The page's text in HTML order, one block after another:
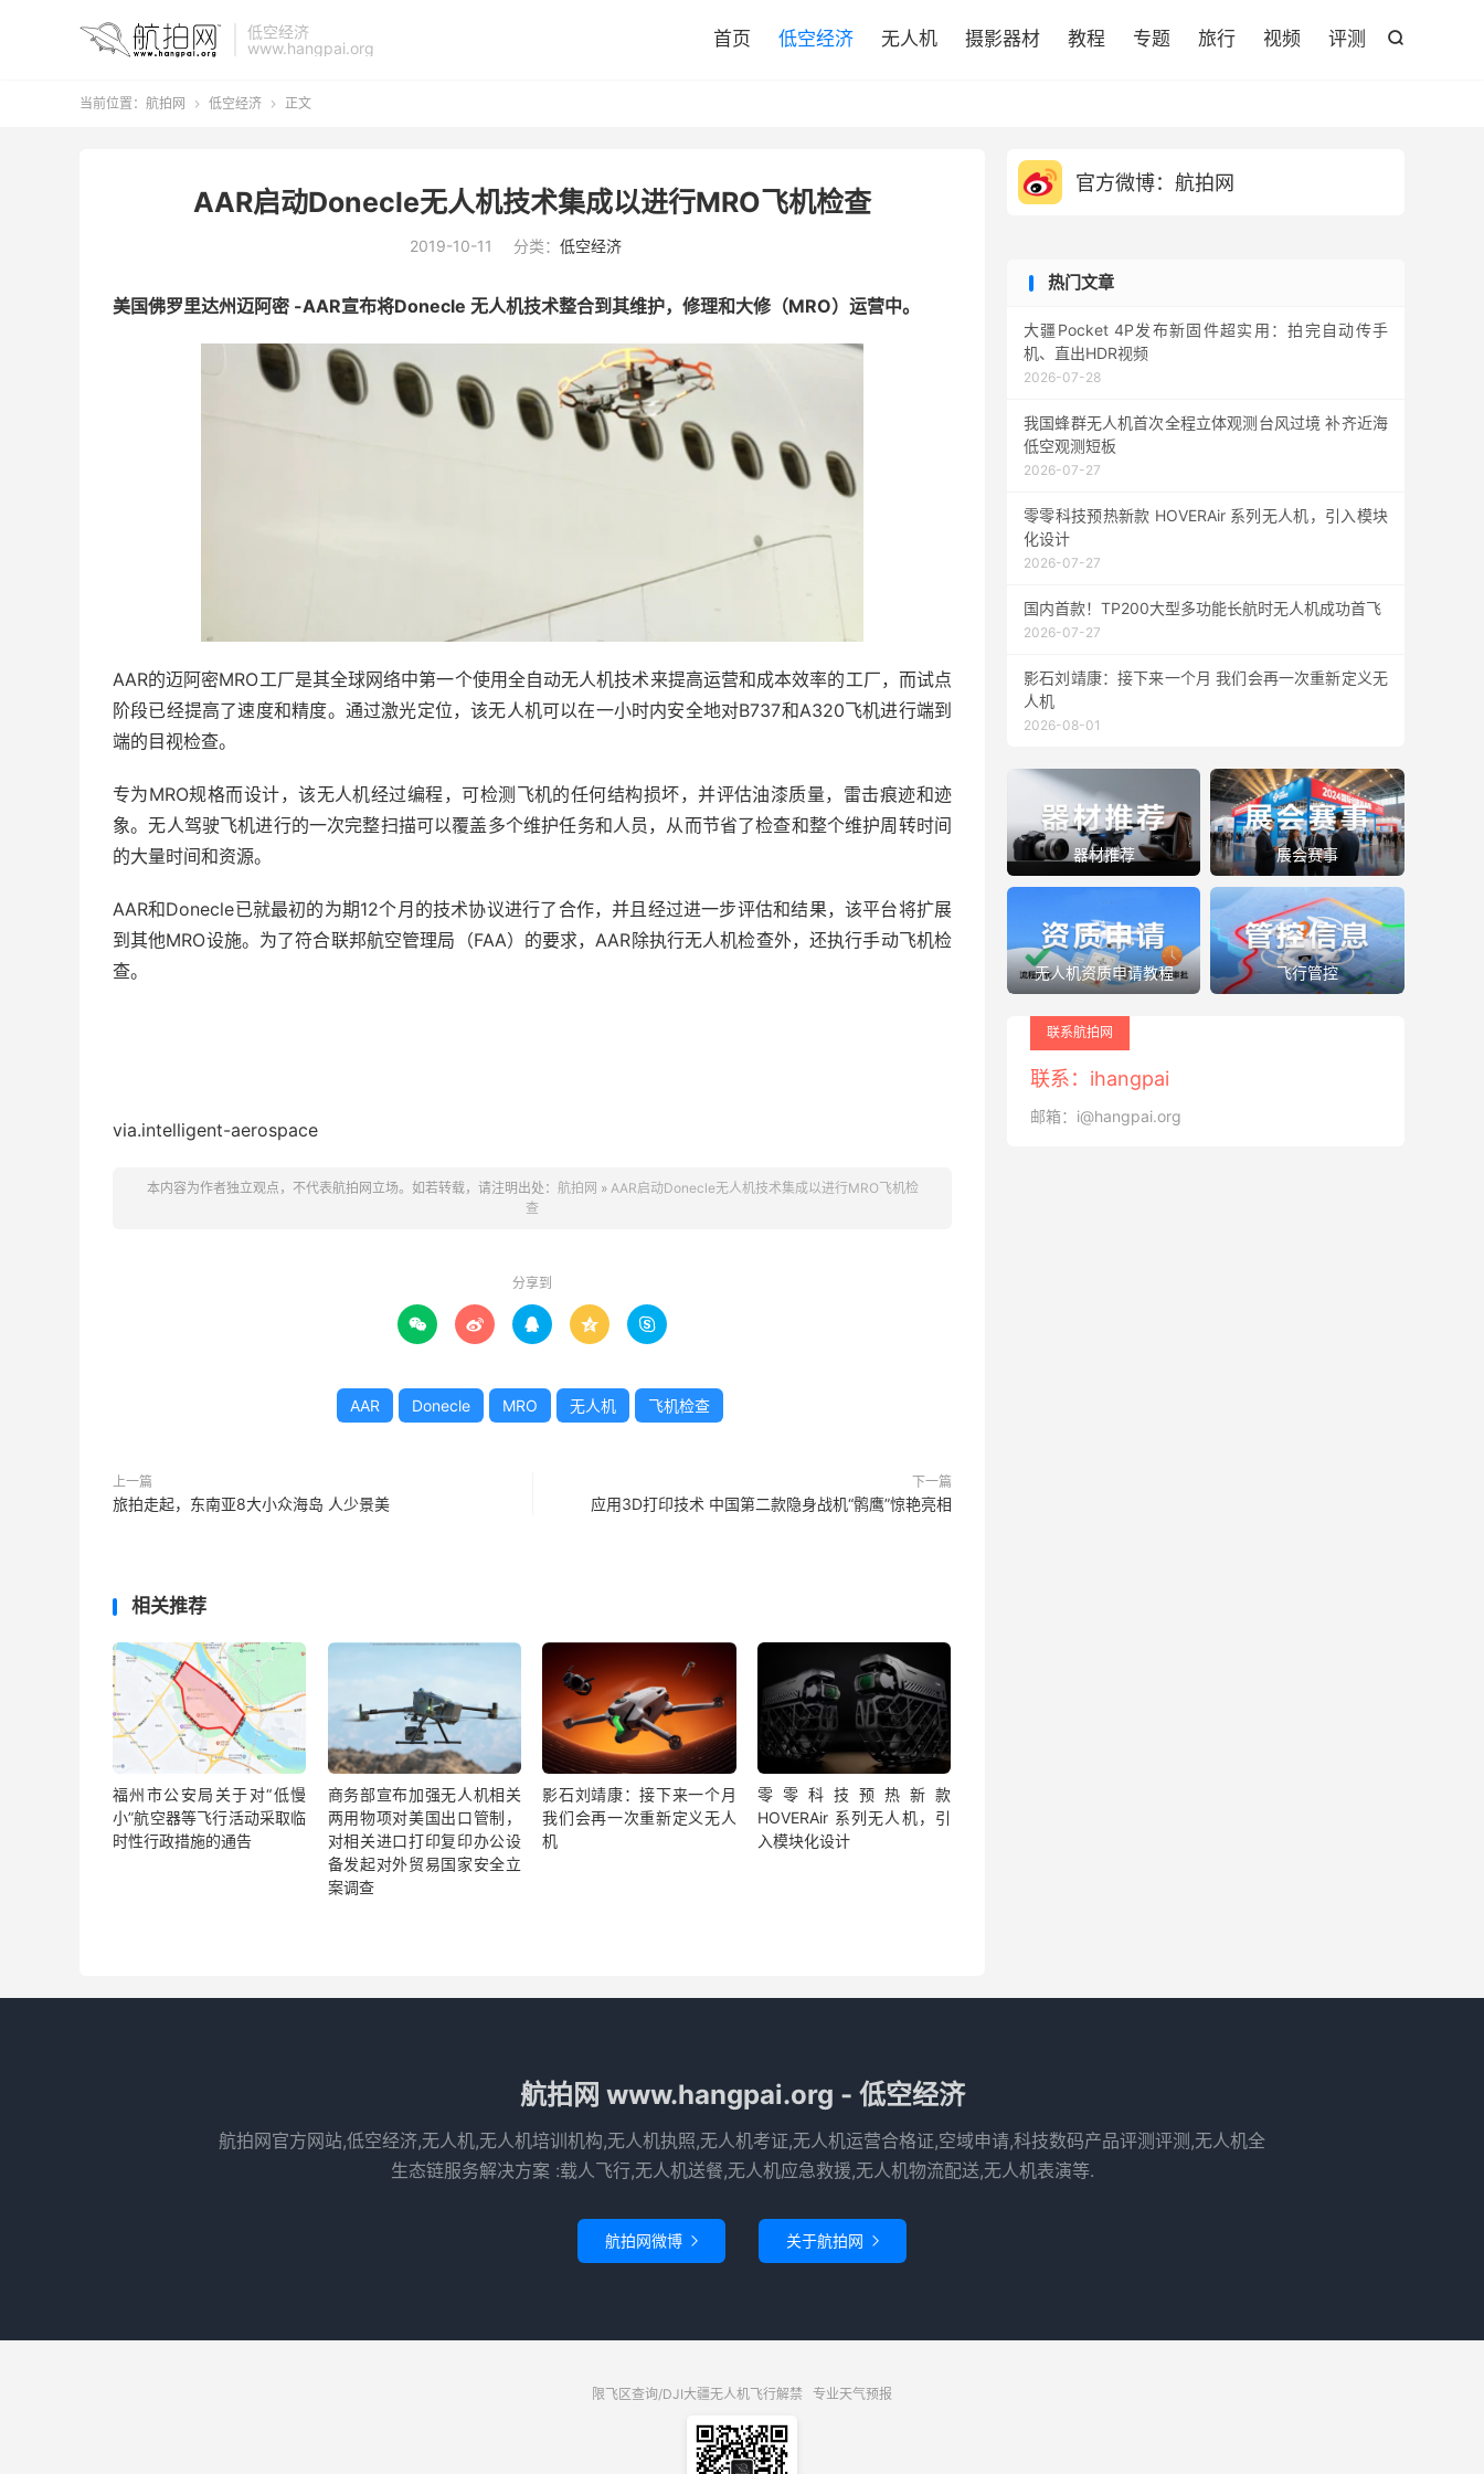
低空经济
www.hangpai.org

首页 低空经济 无人机 摄影器材 教程 专题 旅行 视频 评测
当前位置： 航拍网  低空经济  正文
AAR启动Donecle无人机技术集成以进行MRO飞机检查
2019-10-11 分类： 低空经济
美国佛罗里达州迈阿密 -AAR宣布将Donecle 无人机技术整合到其维护，修理和大修（MRO）运营中。
AAR的迈阿密MRO工厂是其全球网络中第一个使用全自动无人机技术来提高运营和成本效率的工厂，而试点
阶段已经提高了速度和精度。通过激光定位，该无人机可以在一小时内安全地对B737和A320飞机进行端到
端的目视检查。
专为MRO规格而设计，该无人机经过编程，可检测飞机的任何结构损坏，并评估油漆质量，雷击痕迹和迹
象。无人驾驶飞机进行的一次完整扫描可以覆盖多个维护任务和人员，从而节省了检查和整个维护周转时间
的大量时间和资源。
AAR和Donecle已就最初的为期12个月的技术协议进行了合作，并且经过进一步评估和结果，该平台将扩展
到其他MRO设施。为了符合联邦航空管理局（FAA）的要求，AAR除执行无人机检查外，还执行手动飞机检
查。
via.intelligent-aerospace
本内容为作者独立观点，不代表航拍网立场。如若转载，请注明出处： 航拍网 » AAR启动Donecle无人机技术集成以进行MRO飞机检
查
分享到
    
AAR Donecle MRO 无人机 飞机检查
上一篇
旅拍走起，东南亚8大小众海岛 人少景美
下一篇
应用3D打印技术 中国第二款隐身战机“鹘鹰”惊艳亮相
相关推荐
福州市公安局关于对“低慢
小”航空器等飞行活动采取临
时性行政措施的通告
商务部宣布加强无人机相关
两用物项对美国出口管制，
对相关进口打印复印办公设
备发起对外贸易国家安全立
案调查
影石刘靖康：接下来一个月
我们会再一次重新定义无人
机
零零科技预热新款
HOVERAir 系列无人机，引
入模块化设计
官方微博：航拍网
热门文章
大疆Pocket 4P发布新固件超实用：拍完自动传手
机、直出HDR视频
2026-07-28
我国蜂群无人机首次全程立体观测台风过境 补齐近海
低空观测短板
2026-07-27
零零科技预热新款 HOVERAir 系列无人机，引入模块
化设计
2026-07-27
国内首款！TP200大型多功能长航时无人机成功首飞
2026-07-27
影石刘靖康：接下来一个月 我们会再一次重新定义无
人机
2026-08-01
器材推荐 展会赛事
无人机资质申请教程 飞行管控
联系航拍网
联系：ihangpai
邮箱：i@hangpai.org
航拍网 www.hangpai.org - 低空经济
航拍网官方网站,低空经济,无人机,无人机培训机构,无人机执照,无人机考证,无人机运营合格证,空域申请,科技数码产品评测评测,无人机全
生态链服务解决方案 :载人飞行,无人机送餐,无人机应急救援,无人机物流配送,无人机表演等.
航拍网微博  关于航拍网 
限飞区查询/DJI大疆无人机飞行解禁 专业天气预报